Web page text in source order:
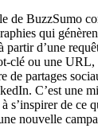
de BuzzSumo
qui
partir d’une
clé ou une
de partages
C’est une
s’inspirer de ce
nouvelle